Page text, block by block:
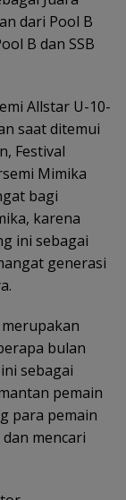
dari Pool B
B dan SSB
Allstar U-10-
saat ditemui
Festival
Mimika
bagi
karena
ini sebagai
generasi
bulan
sebagai
pemain
para pemain
mencari